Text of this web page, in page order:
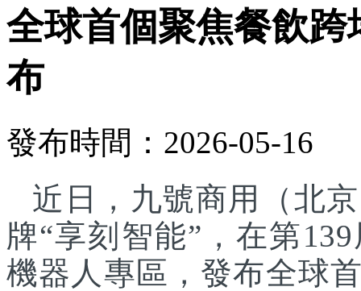
全球首個聚焦餐飲
布
發布時間：2026-05-16
近日，九號商用（北
牌“享刻智能”，在第
機器人專區，發布全球